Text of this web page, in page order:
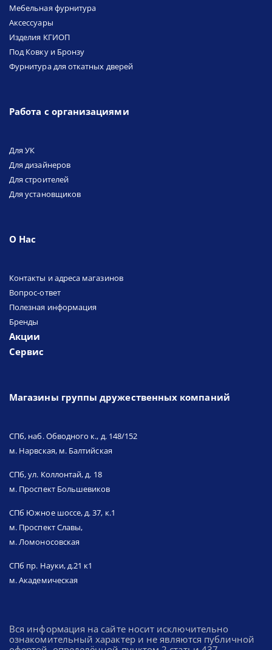
Мебельная фурнитура
Аксессуары
Изделия КГИОП
Под Ковку и Бронзу
Фурнитура для откатных дверей
Работа с организациями
Для УК
Для дизайнеров
Для строителей
Для установщиков
О Нас
Контакты и адреса магазинов
Вопрос-ответ
Полезная информация
Бренды
Акции
Сервис
Магазины группы дружественных компаний
СПб, наб. Обводного к., д. 148/152
м. Нарвская, м. Балтийская
СПб, ул. Коллонтай, д. 18
м. Проспект Большевиков
СПб Южное шоссе, д. 37, к.1
м. Проспект Славы,
м. Ломоносовская
СПб пр. Науки, д.21 к1
м. Академическая
Вся информация на сайте носит исключительно
ознакомительный характер и не являются публичной